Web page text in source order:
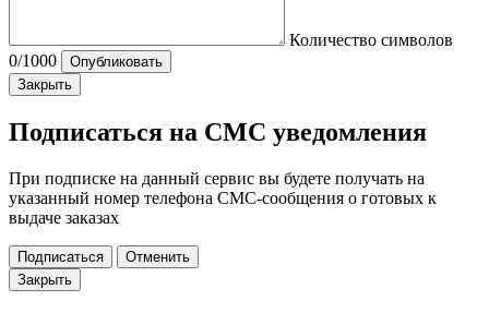
Количество символов
0/1000
Опубликовать
Закрыть
Подписаться на СМС уведомления
При подписке на данный сервис вы будете получать на
указанный номер телефона СМС-сообщения о готовых к
выдаче заказах
Подписаться
Отменить
Закрыть